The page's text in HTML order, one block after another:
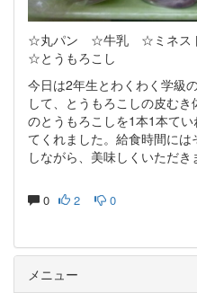
☆丸パン ☆牛乳 ☆ミネス
☆とうもろこし
今日は2年生とわくわく学級
して、とうもろこしの皮む
のとうもろこしを1本1本て
てくれました。給食時間に
しながら、美味しくいただき
0 2 0
メニュー